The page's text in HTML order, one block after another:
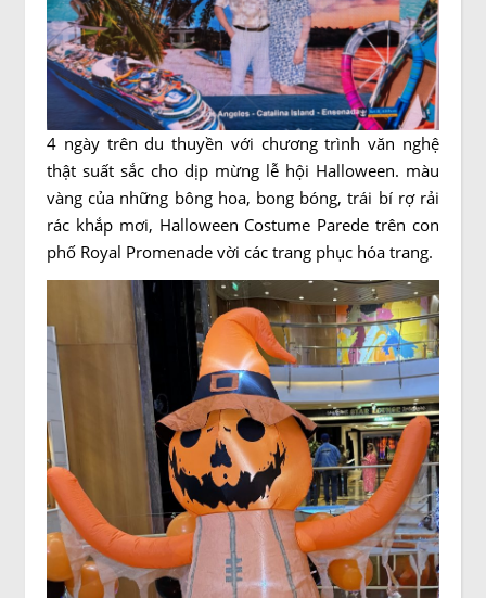
4 ngày trên du thuyền với chương trình văn nghệ
thật suất sắc cho dịp mừng lễ hội Halloween. màu
vàng của những bông hoa, bong bóng, trái bí rợ rải
rác khắp mơi, Halloween Costume Parede trên con
phố Royal Promenade vời các trang phục hóa trang.